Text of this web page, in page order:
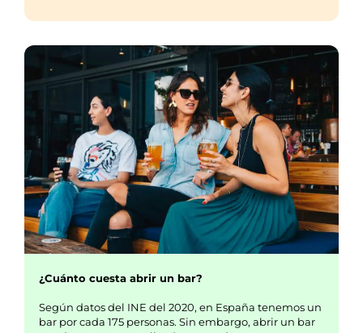
¿Cuánto cuesta abrir un bar?
Según datos del INE del 2020, en España tenemos un
bar por cada 175 personas. Sin embargo, abrir un bar